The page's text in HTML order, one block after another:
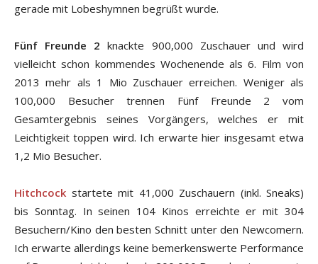
gerade mit Lobeshymnen begrüßt wurde.
Fünf Freunde 2 knackte 900,000 Zuschauer und wird
vielleicht schon kommendes Wochenende als 6. Film von
2013 mehr als 1 Mio Zuschauer erreichen. Weniger als
100,000 Besucher trennen Fünf Freunde 2 vom
Gesamtergebnis seines Vorgängers, welches er mit
Leichtigkeit toppen wird. Ich erwarte hier insgesamt etwa
1,2 Mio Besucher.
Hitchcock startete mit 41,000 Zuschauern (inkl. Sneaks)
bis Sonntag. In seinen 104 Kinos erreichte er mit 304
Besuchern/Kino den besten Schnitt unter den Newcomern.
Ich erwarte allerdings keine bemerkenswerte Performance